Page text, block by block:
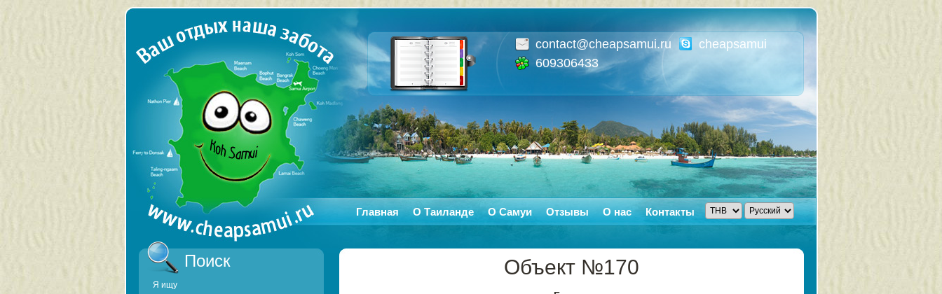
contact@cheapsamui.ru
609306433
cheapsamui
Главная О Таиланде О Самуи Отзывы О нас Контакты
Поиск
Я ищу
Объект №170